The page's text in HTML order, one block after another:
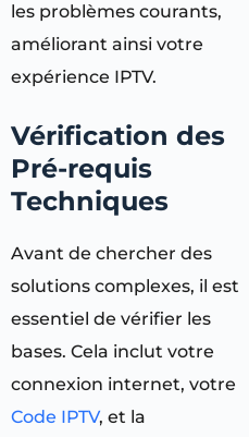
les problèmes courants,
améliorant ainsi votre
expérience IPTV.
Vérification des
Pré-requis
Techniques
Avant de chercher des
solutions complexes, il est
essentiel de vérifier les
bases. Cela inclut votre
connexion internet, votre
Code IPTV, et la